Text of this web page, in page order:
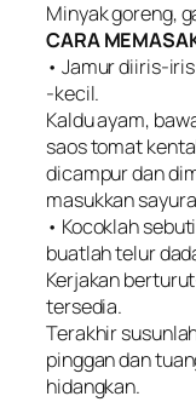
Minyak goreng,
CARA
• Jamur diiris-
-kecil.
Kaldu ayam,
saos tomat
dicampur dan
masukkan
• Kocoklah
buatlah telur
Kerjakan
tersedia.
Terakhir
pinggan dan
hidangkan.